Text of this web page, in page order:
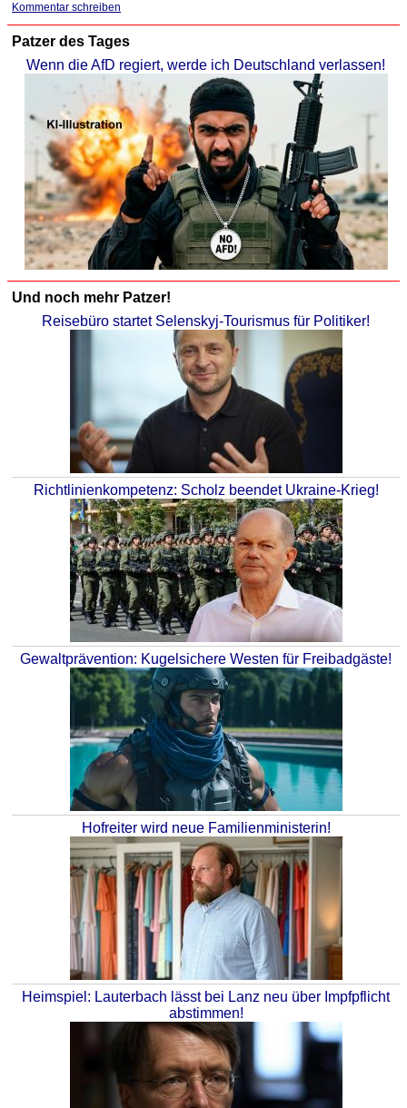
Kommentar schreiben
Patzer des Tages
Wenn die AfD regiert, werde ich Deutschland verlassen!
Und noch mehr Patzer!
Reisebüro startet Selenskyj-Tourismus für Politiker!
Richtlinienkompetenz: Scholz beendet Ukraine-Krieg!
Gewaltprävention: Kugelsichere Westen für Freibadgäste!
Hofreiter wird neue Familienministerin!
Heimspiel: Lauterbach lässt bei Lanz neu über Impfpflicht
abstimmen!